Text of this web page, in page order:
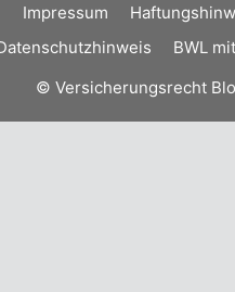
Impressum
BWL
© Versicherungsrecht